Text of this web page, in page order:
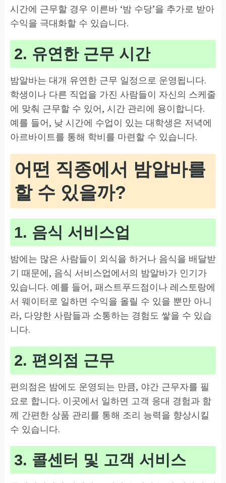
시간에 근무할 경우 이른바 ‘밤 수당’을 추가로 받아
수익을 극대화할 수 있습니다.
2. 유연한 근무 시간
밤알바는 대개 유연한 근무 일정으로 운영됩니다.
학생이나 다른 직업을 가진 사람들이 자신의 스케줄
에 맞춰 근무할 수 있어, 시간 관리에 용이합니다.
예를 들어, 낮 시간에 수업이 있는 대학생은 저녁에
아르바이트를 통해 학비를 마련할 수 있습니다.
어떤 직종에서 밤알바를
할 수 있을까?
1. 음식 서비스업
밤에는 많은 사람들이 외식을 하거나 음식을 배달받
기 때문에, 음식 서비스업에서의 밤알바가 인기가
있습니다. 예를 들어, 패스트푸드점이나 레스토랑에
서 웨이터로 일하면 수익을 올릴 수 있을 뿐만 아니
라, 다양한 사람들과 소통하는 경험도 쌓을 수 있습
니다.
2. 편의점 근무
편의점은 밤에도 운영되는 만큼, 야간 근무자를 필
요로 합니다. 이곳에서 일하면 고객 응대 경험과 함
께 간편한 상품 관리를 통해 조리 능력을 향상시킬
수 있습니다.
3. 콜센터 및 고객 서비스